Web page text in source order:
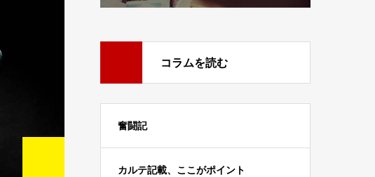
コラムを読む
奮闘記
カルテ記載、ここがポイント